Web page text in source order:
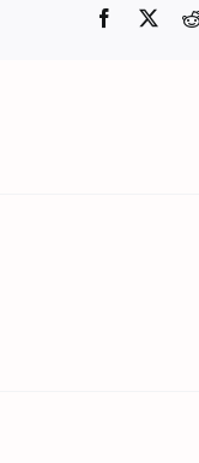
Facebook
X